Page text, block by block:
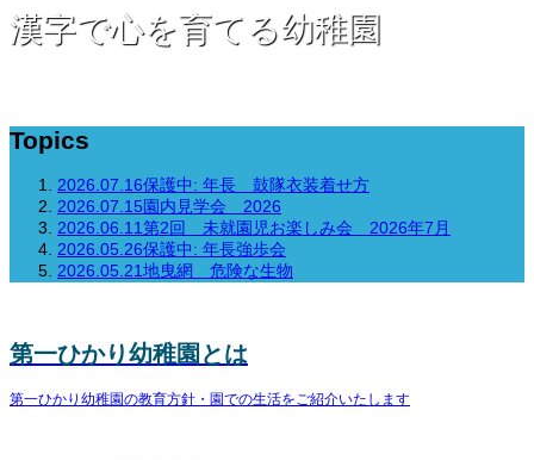
漢字で心を育てる幼稚園
Topics
2026.07.16保護中: 年長 鼓隊衣装着せ方
2026.07.15園内見学会 2026
2026.06.11第2回 未就園児お楽しみ会 2026年7月
2026.05.26保護中: 年長強歩会
2026.05.21地曳網 危険な生物
第一ひかり幼稚園とは
第一ひかり幼稚園の教育方針・園での生活をご紹介いたします